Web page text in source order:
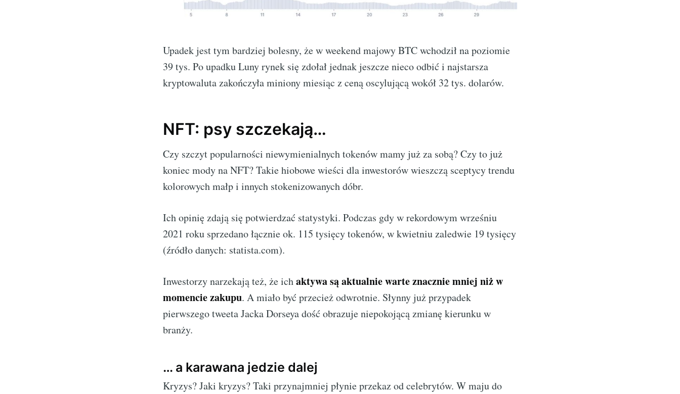
Upadek jest tym bardziej bolesny, że w weekend majowy BTC wchodził na poziomie
39 tys. Po upadku Luny rynek się zdołał jednak jeszcze nieco odbić i najstarsza
kryptowaluta zakończyła miniony miesiąc z ceną oscylującą wokół 32 tys. dolarów.
NFT: psy szczekają…
Czy szczyt popularności niewymienialnych tokenów mamy już za sobą? Czy to już
koniec mody na NFT? Takie hiobowe wieści dla inwestorów wieszczą sceptycy trendu
kolorowych małp i innych stokenizowanych dóbr.
Ich opinię zdają się potwierdzać statystyki. Podczas gdy w rekordowym wrześniu
2021 roku sprzedano łącznie ok. 115 tysięcy tokenów, w kwietniu zaledwie 19 tysięcy
(źródło danych: statista.com).
Inwestorzy narzekają też, że ichaktywa są aktualnie warte znacznie mniej niż w
momencie zakupu. A miało być przecież odwrotnie. Słynny już przypadek
pierwszego tweeta Jacka Dorseya dość obrazuje niepokojącą zmianę kierunku w
branży.
… a karawana jedzie dalej
Kryzys? Jaki kryzys? Taki przynajmniej płynie przekaz od celebrytów. W maju do